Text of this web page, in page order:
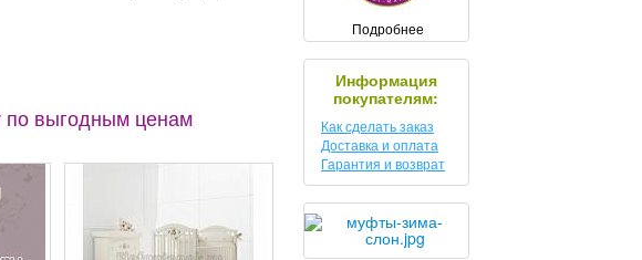
по выгодным ценам
Подробнее
Информация
покупателям:
Как сделать заказ
Доставка и оплата
Гарантия и возврат